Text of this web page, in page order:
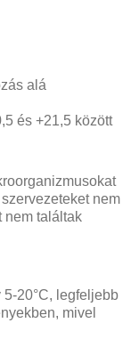
alá
és +21,5 között
nem
nem találtak
20°C, legfeljebb
mivel